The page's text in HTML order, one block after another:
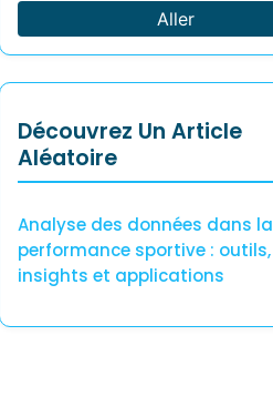
Aller
Découvrez Un Article
Aléatoire
Analyse des données dans la
performance sportive : outils,
insights et applications